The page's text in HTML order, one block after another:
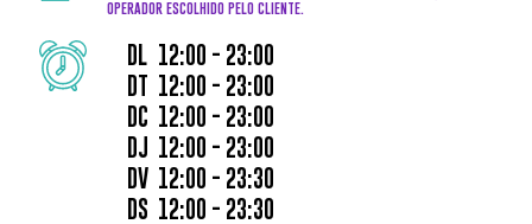
OPERADOR ESCOLHIDO PELO CLIENTE.
DAY OF THE WEEKHOURS
DL 12:00 - 23:00
DT 12:00 - 23:00
DC 12:00 - 23:00
DJ 12:00 - 23:00
DV 12:00 - 23:30
DS 12:00 - 23:30